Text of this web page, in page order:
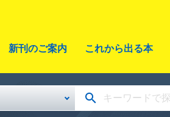
新刊のご案内 これから出る本